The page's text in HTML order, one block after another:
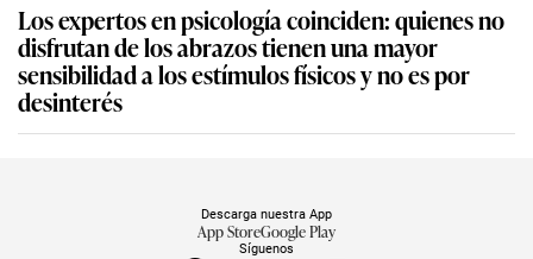
Los expertos en psicología coinciden: quienes no
disfrutan de los abrazos tienen una mayor
sensibilidad a los estímulos físicos y no es por
desinterés
Síguenos
Descarga nuestra App
App StoreGoogle Play